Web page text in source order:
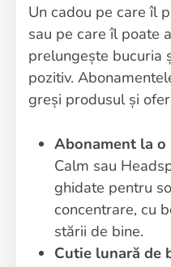
Un cadou pe care îl
sau pe care îl poate
prelungește bucuria
pozitiv.
greși produsul și
Abonament la
Calm sau
ghidate pentru
concentrare, cu
stării de bine.
Cutie lunară de